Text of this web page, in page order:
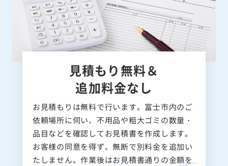
見積もり無料＆
追加料金なし
お見積もりは無料で行います。富士市内のご
依頼場所に伺い、不用品や粗大ゴミの数量・
品目などを確認してお見積書を作成します。
お客様の同意を得ず、無断で別料金を追加い
たしません。作業後はお見積書通りの金額を